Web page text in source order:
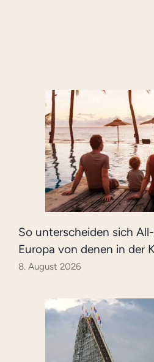
So unterscheiden sich
Europa von denen in der
8. August 2026